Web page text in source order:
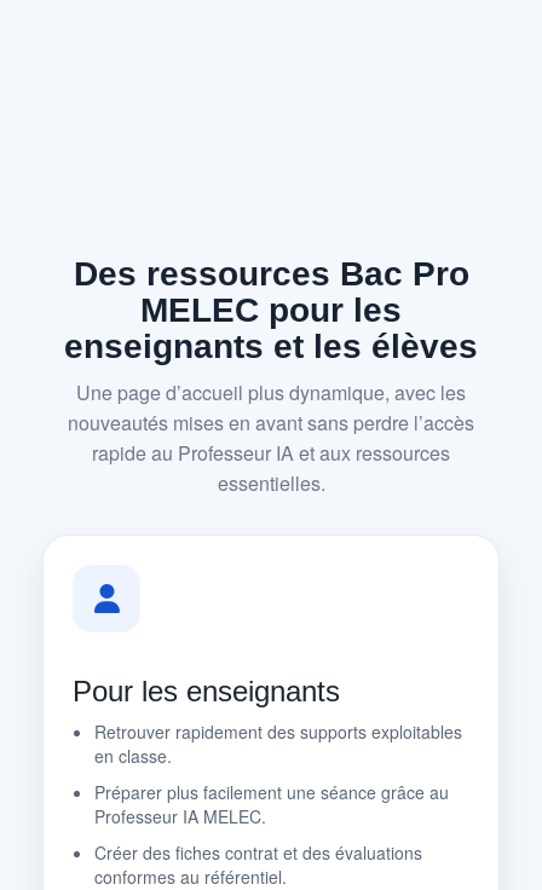
Des ressources Bac Pro
MELEC pour les
enseignants et les élèves
Une page d’accueil plus dynamique, avec les
nouveautés mises en avant sans perdre l’accès
rapide au Professeur IA et aux ressources
essentielles.
Pour les enseignants
Retrouver rapidement des supports exploitables
en classe.
Préparer plus facilement une séance grâce au
Professeur IA MELEC.
Créer des fiches contrat et des évaluations
conformes au référentiel.